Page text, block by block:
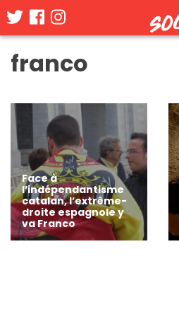
franco
Face à
l’indépendantisme
catalan, l’extrême-
droite espagnole y
va Franco